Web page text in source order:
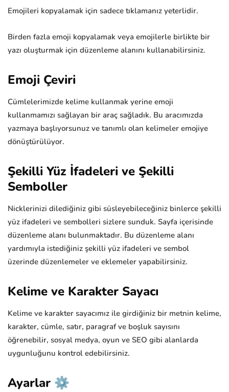
Emojileri kopyalamak için sadece tıklamanız yeterlidir.
Birden fazla emoji kopyalamak veya emojilerle birlikte bir
yazı oluşturmak için düzenleme alanını kullanabilirsiniz.
Emoji Çeviri
Cümlelerimizde kelime kullanmak yerine emoji
kullanmamızı sağlayan bir araç sağladık. Bu aracımızda
yazmaya başlıyorsunuz ve tanımlı olan kelimeler emojiye
dönüştürülüyor.
Şekilli Yüz İfadeleri ve Şekilli
Semboller
Nicklerinizi dilediğiniz gibi süsleyebileceğiniz binlerce şekilli
yüz ifadeleri ve sembolleri sizlere sunduk. Sayfa içerisinde
düzenleme alanı bulunmaktadır. Bu düzenleme alanı
yardımıyla istediğiniz şekilli yüz ifadeleri ve sembol
üzerinde düzenlemeler ve eklemeler yapabilirsiniz.
Kelime ve Karakter Sayacı
Kelime ve karakter sayacımız ile girdiğiniz bir metnin kelime,
karakter, cümle, satır, paragraf ve boşluk sayısını
öğrenebilir, sosyal medya, oyun ve SEO gibi alanlarda
uygunluğunu kontrol edebilirsiniz.
Ayarlar ⚙️